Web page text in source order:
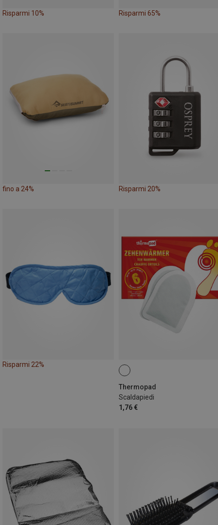
Risparmi 10% Risparmi 65%
fino a 24% Risparmi 20%
Risparmi 22%
Thermopad
Scaldapiedi
1,76 €